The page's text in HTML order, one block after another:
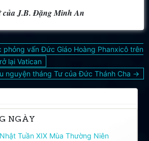
của J.B. Đặng Minh An
vấn Đức Giáo Hoàng Phanxicô trên
lại Vatican
nguyện tháng Tư của Đức Thánh Cha →
NGÀY
Tuần XIX Mùa Thường Niên